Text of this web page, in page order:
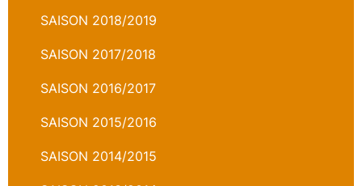
SAISON 2018/2019
SAISON 2017/2018
SAISON 2016/2017
SAISON 2015/2016
SAISON 2014/2015